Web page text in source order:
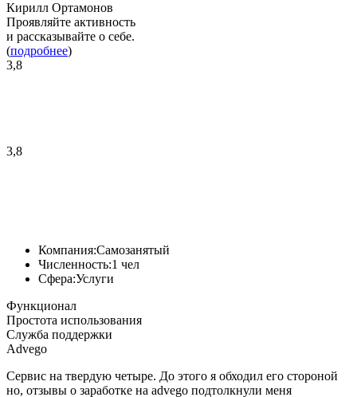
Кирилл Ортамонов
Проявляйте активность
и рассказывайте о себе.
(подробнее)
3,8
3,8
Компания:Самозанятый
Численность:1 чел
Сфера:Услуги
Функционал
Простота использования
Служба поддержки
Advego
Сервис на твердую четыре. До этого я обходил его стороной
но, отзывы о заработке на advego подтолкнули меня